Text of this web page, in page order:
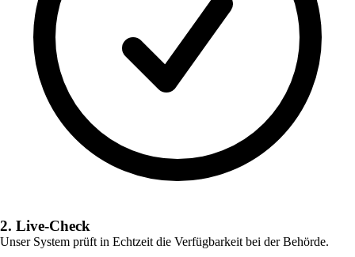
2. Live-Check
Unser System prüft in Echtzeit die Verfügbarkeit bei der Behörde.